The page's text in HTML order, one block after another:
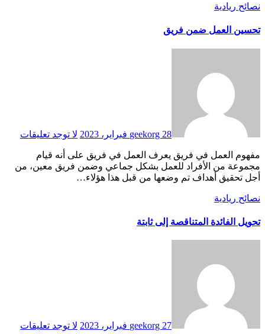
نصائح ريادية
تحسين العمل ضمن فريق
geekorg 28 فبراير، 2023 لا توجد تعليقات
مفهوم العمل في فريق يعرف العمل في فريق على أنه قيام
مجموعة من الأفراد للعمل بشكل جماعي وضمن فريق معين، من
أجل تحقيق أهداف تم وضعها من قبل هذا هؤلاء…
نصائح ريادية
تحويل الفائدة المتناقصة إلى ثابتة
geekorg 27 فبراير، 2023 لا توجد تعليقات